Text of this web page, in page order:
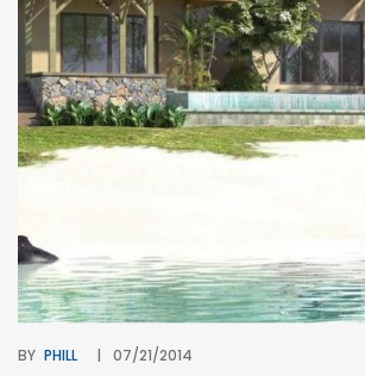
BY PHILL 07/21/2014